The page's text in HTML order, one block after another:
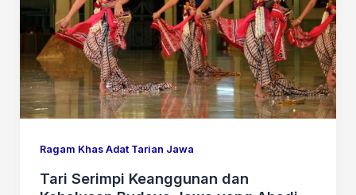
Ragam Khas Adat Tarian Jawa
Tari Serimpi Keanggunan dan